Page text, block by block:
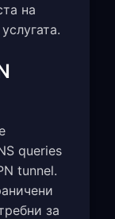
на
queries
tunnel.
за